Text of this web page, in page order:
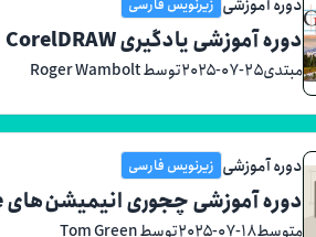
زیرنویس فارسی
دوره آموزشی یادگیری CorelDRAW
مبتدی۲۰۲۵-۰۷-۲۵توسط Roger Wambolt
دوره آموزشی زیرنویس فارسی
دوره آموزشی چجوری انیمیشن‌های Lottie رو توی فیگما استفاده کنیم
متوسط۲۰۲۵-۰۷-۱۸توسط Tom Green